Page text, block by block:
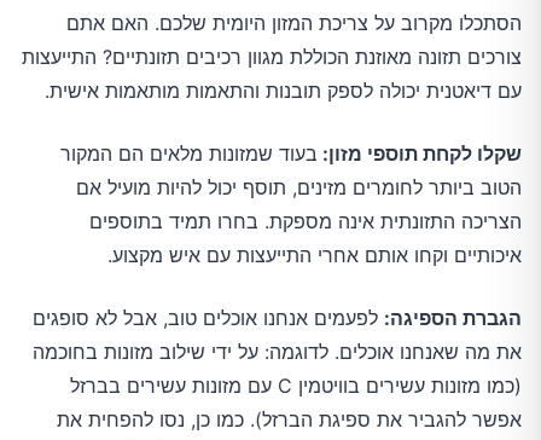
הסתכלו מקרוב על צריכת המזון היומית שלכם. האם אתם
צורכים תזונה מאוזנת הכוללת מגוון רכיבים תזונתיים? התייעצות
עם דיאטנית יכולה לספק תובנות והתאמות מותאמות אישית.
שקלו לקחת תוספי מזון: בעוד שמזונות מלאים הם המקור
הטוב ביותר לחומרים מזינים, תוסף יכול להיות מועיל אם
הצריכה התזונתית אינה מספקת. בחרו תמיד בתוספים
איכותיים וקחו אותם אחרי התייעצות עם איש מקצוע.
הגברת הספיגה: לפעמים אנחנו אוכלים טוב, אבל לא סופגים
את מה שאנחנו אוכלים. לדוגמה: על ידי שילוב מזונות בחוכמה
(כמו מזונות עשירים בוויטמין C עם מזונות עשירים בברזל
אפשר להגביר את ספיגת הברזל). כמו כן, נסו להפחית את